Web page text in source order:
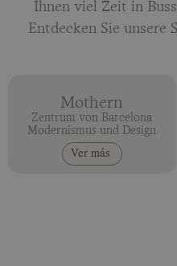
Ihnen viel Zeit in
Entdecken Sie unsere
Mothern
Zentrum von Barcelona
Modernismus und Design
Ver más